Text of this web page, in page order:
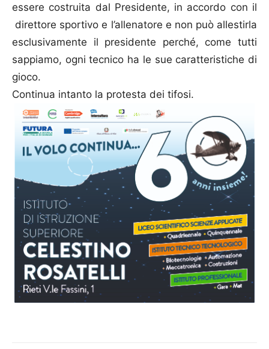
essere costruita dal Presidente, in accordo con il
direttore sportivo e l’allenatore e non può allestirla
esclusivamente il presidente perché, come tutti
sappiamo, ogni tecnico ha le sue caratteristiche di
gioco.
Continua intanto la protesta dei tifosi.